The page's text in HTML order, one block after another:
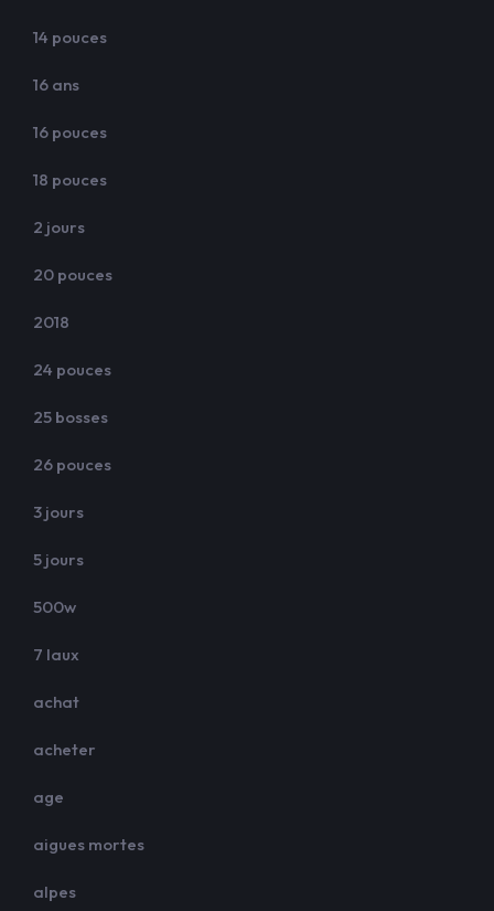
14 pouces
16 ans
16 pouces
18 pouces
2 jours
20 pouces
2018
24 pouces
25 bosses
26 pouces
3 jours
5 jours
500w
7 laux
achat
acheter
age
aigues mortes
alpes